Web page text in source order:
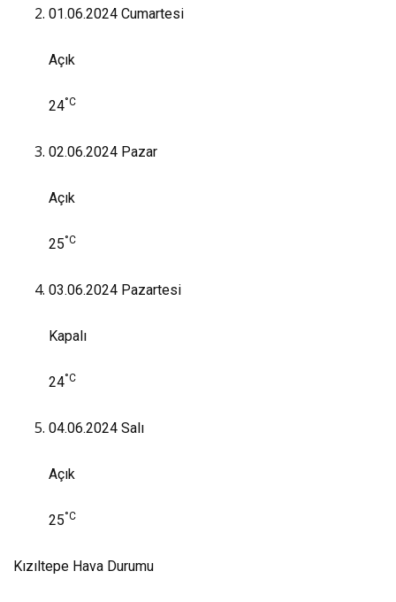
01.06.2024 Cumartesi
Açık
24°C
02.06.2024 Pazar
Açık
25°C
03.06.2024 Pazartesi
Kapalı
24°C
04.06.2024 Salı
Açık
25°C
Kızıltepe Hava Durumu